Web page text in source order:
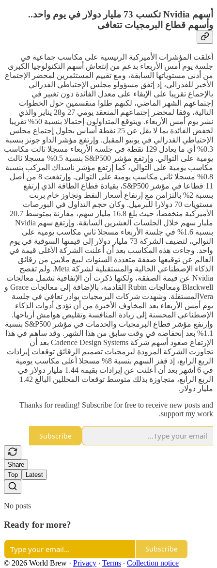
أسهم Nvidia تكسب 73 مليار دولار في يوم واحد..
وأسهم قطاع البرمجيات تتعافى
أغلقت المؤشرات الأميركية الرئيسية على مكاسب جماعية في
جلسة يوم أمس الأربعاء بدعم من إنتعاش أسهم التكنولوجيا الكبرى
من أدنى مستوياتها السابقة، ومع تقييم المستثمرين لمحضر الإجتماع
الأخير للفدرالي، إذ إتفق مسؤولو مجلس الإحتياطي الفدرالي
بالإجماع تقريبا على الإبقاء على معدل الفائدة دون تغيير في
إجتماعهم الشهر الماضي، لكنهم ظلوا منقسمين حول الخطوات
التالية، وفقا لمحضر إجتماعهم المنعقد يومي 27 و28 يناير والذي
نشر يوم أمس الأربعاء. ويتوقع المتداولون إحتمالا بنسبة 50% تقريبا
لخفض الفائدة بما لا يقل عن 25 نقطة أساس بحلول إجتماع مجلس
الإحتياطي الفدرالي في يونيو المقبل. وإرتفع مؤشر الداو جونز بنسبة
0.3% أي ما يعادل 129 نقطة في جلسة الأربعاء مسجلا ثالث مكاسب
يومية على التوالي. وإرتفع مؤشر S&P500 بنسبة 0.5% مسجلا ثالث
مكاسب يومية على التوالي، كما إرتفع مؤشر ناسداك المركب بنسبة
0.8% مسجلا ثاني مكاسب يومية على التوالي. وإرتفعت 8 من أصل
11 قطاعا في مؤشر S&P500، بقيادة قطاع الطاقة الذي إرتفع
بنسبة 2% بالتزامن مع إرتفاع أسعار النفط وتجاوز خام برنت
مستويات 70 دولارا للبرميل. وكان حجم التداول في البورصات
الأميركية منخفضا، حيث بلغ 16.8 مليار سهم، مقارنة بمتوسط ​​20.7
مليار سهم خلال الجلسات العشرين السابقة. وإرتفع سهم Nvidia
بنسبة 1.6% في جلسة الأربعاء مسجلا ثاني مكاسب يومية على
التوالي، لتضيف الشركة 73 مليار دولار إلى قيمتها السوقية في يوم
واحد. وجاءت هذه المكاسب بعد أن أعلنت الشركة الأغلى قيمة في
العالم عن توقيعها صفقة متعددة السنوات لبيع ملايين من رقائق
الذكاء الإصطناعي الحالية والمستقبلية لشركة Meta. ولم تفصح
Nvidia عن قيمة الصفقة، ولكنها ذكرت أن الإتفاقية تشمل معالجات
Blackwell ومعالجات Rubin القادمة، بالإضافة إلى معالجات Grace و
Veraالمستقلة. وشهدت شركات البرمجيات بوادر تعافي في جلسة
يوم أمس الأربعاء بعد المخاوف الأخيرة من أن تؤدي أدوات الذكاء
الإصطناعي المحسنة إلى زيادة المنافسة وتقليص هوامش أرباحها.
وإرتفع مؤشر قطاع البرمجيات والخدمات في مؤشر S&P500 بنسبة
1.1% بعد إنخفاضه في وقت سابق من هذا الشهر. وقد ساهم في هذا
الإرتفاع صعود أسهم شركة Cadence Design Systems بعد أن
تجاوزت الشركة المزودة لبرمجيات تصميم الرقائق توقعات إيرادات
الربع الرابع، إذ قفز السهم بنسبة 8% مسجلا أعلى مكاسب يومية
في 6 أشهر بعد أن أعلنت عن إيرادات بقيمة 1.44 مليار دولار في
الربع الرابع، متجاوزة بذلك متوسط ​​توقعات المحللين البالغ 1.42
مليار دولار.
Thanks for reading! Subscribe for free to receive new posts and
support my work.
Subscribe
Share
Top
Latest
No posts
Ready for more?
Subscribe
© 2026 World Brew · Privacy ∙ Terms ∙ Collection notice